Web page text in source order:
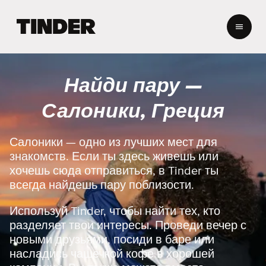
н
а
с
р
а
н
и
ц
а
T
i
n
d
e
Найди пару —
Салоники, Греция
Салоники — одно из лучших мест для
знакомств. Если ты здесь живешь или
хочешь сюда отправиться, в Tinder ты
всегда найдешь пару поблизости.
Используй Tinder, чтобы найти тех, кто
разделяет твои интересы. Проведи вечер с
новыми друзьями, посиди в баре или
насладись чашечкой кофе в хорошей